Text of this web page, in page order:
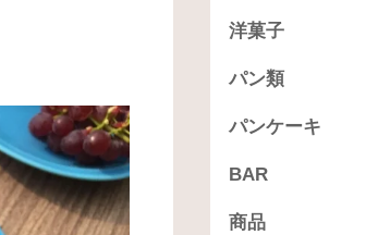
洋菓子
パン類
パンケーキ
BAR
商品